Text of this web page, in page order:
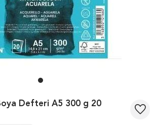
Defteri A5 300 g 20